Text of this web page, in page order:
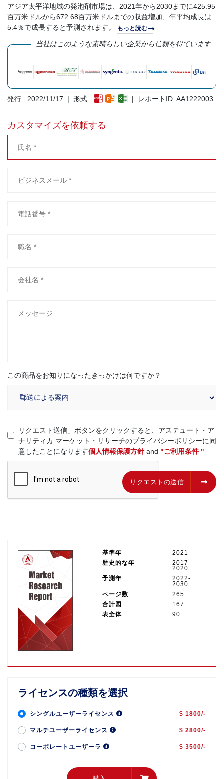
アジア太平洋地域の発泡剤市場は、2021年から2030までに425.95
百万米ドルから672.68百万米ドルまでの収益増加、年平均成長は
5.4％で成長すると予測されます。
もっと読む
当社はこのような素晴らしい企業から信頼を得ています
発行 : 2022/11/17 | 形式: | レポートID: AA1222003
カスタマイズを依頼する
この商品をお知りになったきっかけは何ですか？
リクエスト送信」ボタンをクリックすると、アステュート・ア
ナリティカ マーケット・リサーチのプライバシーポリシーに同
意したことになります個人情報保護方針and "ご利用条件 "
リクエストの送信 リクエストの送信
基準年
2021
歴史的な年
2017-
2020
予測年
2022-
2030
ページ数
265
合計図
167
表全体
90
ライセンスの種類を選択
シングルユーザーライセンス $ 1800/-
マルチユーザーライセンス $ 2800/-
コーポレートユーザーラ $ 3500/-